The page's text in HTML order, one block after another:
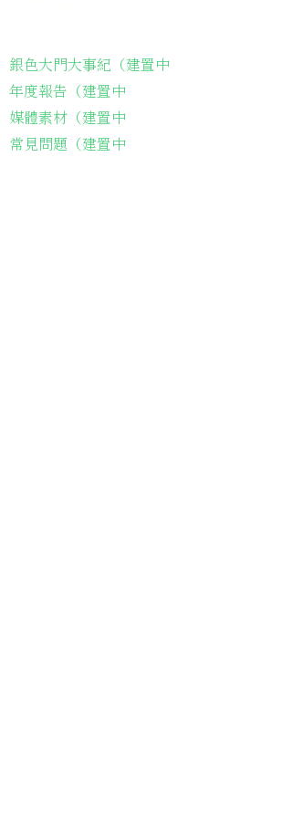
銀色大門大事紀（建置中
年度報告（建置中
媒體素材（建置中
常見問題（建置中